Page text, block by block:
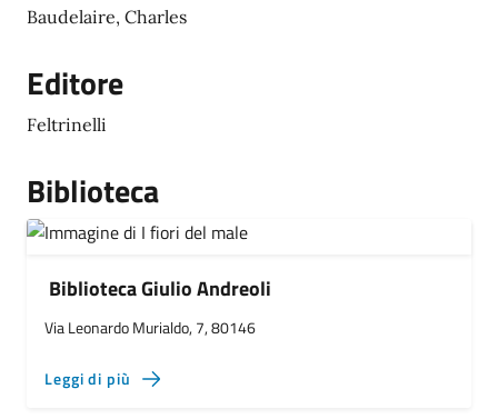
Baudelaire, Charles
Editore
Feltrinelli
Biblioteca
Biblioteca Giulio Andreoli
Via Leonardo Murialdo, 7, 80146
Leggi di più